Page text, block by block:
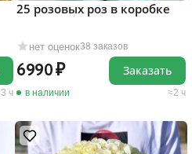
3 ч
нет оценок38 заказов
25 розовых роз в коробке
6990
в наличии 2 ч
Заказать